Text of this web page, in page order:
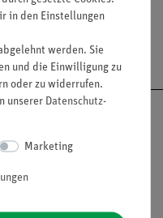
ab 300,- €
in den Einstellungen
werden. Sie
und die Einwilligung zu
oder zu widerrufen.
unserer Daten­schutz­
Marketing